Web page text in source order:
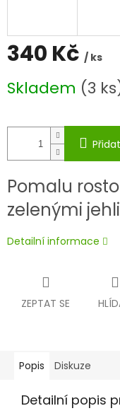
340 Kč / ks
cena:
Skladem (3
Pomalu
zelenými
Detailní informace
ZEPTAT SE
Popis Diskuze
Detailní popis